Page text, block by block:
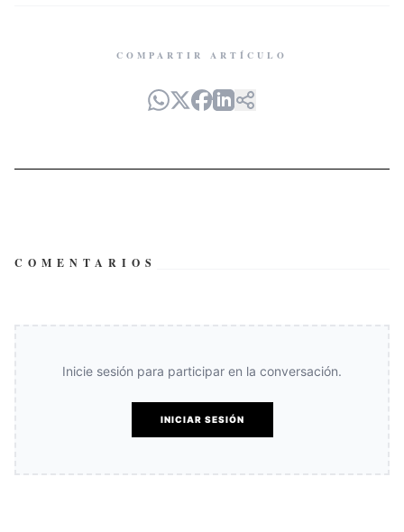
COMPARTIR ARTÍCULO
COMENTARIOS
Inicie sesión para participar en la conversación.
INICIAR SESIÓN